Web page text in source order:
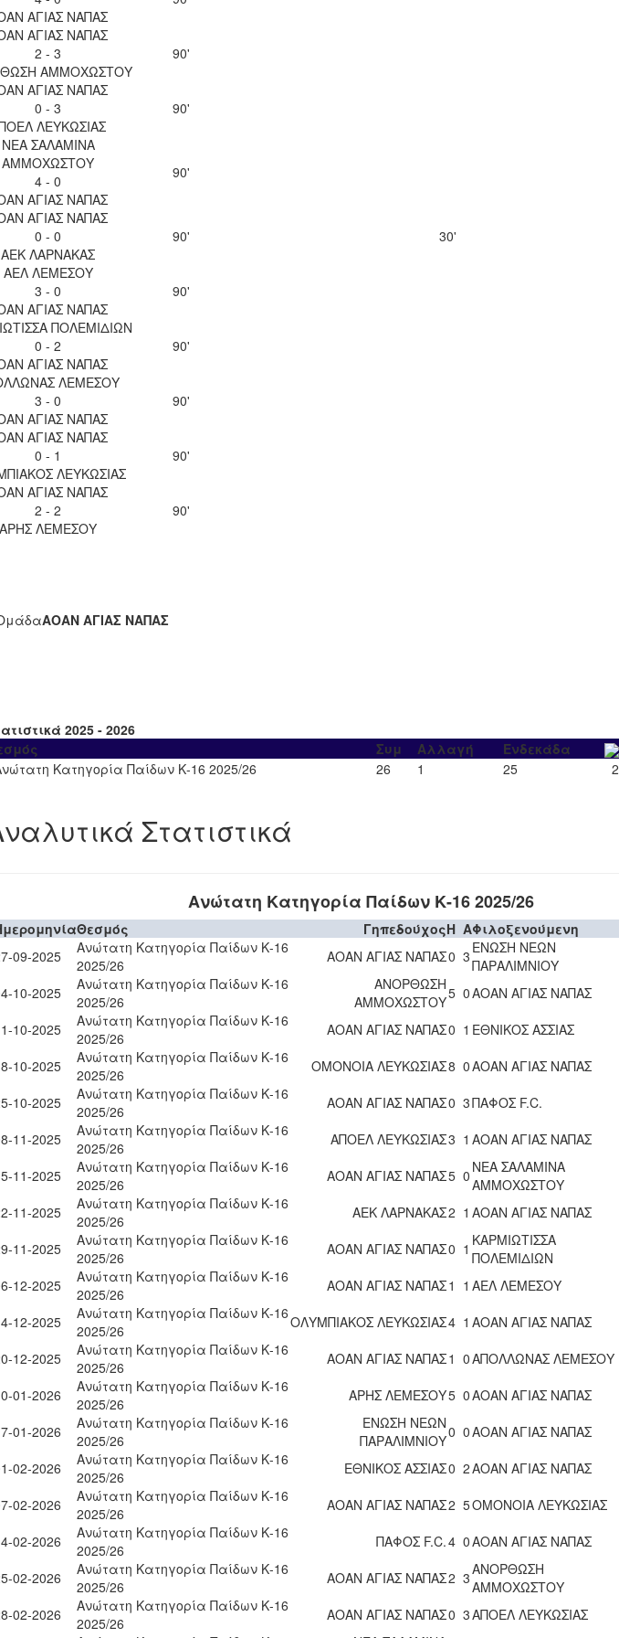
ΑΓΙΑΣ ΝΑΠΑΣ
ΑΓΙΑΣ ΝΑΠΑΣ
2 - 3
ΑΜΜΟΧΩΣΤΟΥ
90'
ΑΓΙΑΣ ΝΑΠΑΣ
0 - 3
ΛΕΥΚΩΣΙΑΣ
90'
ΝΕΑ ΣΑΛΑΜΙΝΑ
ΑΜΜΟΧΩΣΤΟΥ
4 - 0
ΑΓΙΑΣ ΝΑΠΑΣ
90'
ΑΓΙΑΣ ΝΑΠΑΣ
0 - 0
ΑΕΚ ΛΑΡΝΑΚΑΣ
90'
30'
ΑΕΛ ΛΕΜΕΣΟΥ
3 - 0
ΑΓΙΑΣ ΝΑΠΑΣ
90'
ΠΟΛΕΜΙΔΙΩΝ
0 - 2
ΑΓΙΑΣ ΝΑΠΑΣ
90'
ΛΕΜΕΣΟΥ
3 - 0
ΑΓΙΑΣ ΝΑΠΑΣ
90'
ΑΓΙΑΣ ΝΑΠΑΣ
0 - 1
ΛΕΥΚΩΣΙΑΣ
90'
ΑΓΙΑΣ ΝΑΠΑΣ
2 - 2
ΑΡΗΣ ΛΕΜΕΣΟΥ
90'
ΑΟΑΝ ΑΓΙΑΣ ΝΑΠΑΣ
2025 - 2026
Συμ Αλλαγή Ενδεκάδα
Κατηγορία Παίδων Κ-16 2025/26
26 1 25 2
Στατιστικά
Ανώτατη Κατηγορία Παίδων Κ-16 2025/26
Θεσμός ΓηπεδούχοςH AΦιλοξενούμενη
09-2025
Ανώτατη Κατηγορία Παίδων Κ-16
2025/26
ΑΟΑΝ ΑΓΙΑΣ ΝΑΠΑΣ0 3 ΕΝΩΣΗ ΝΕΩΝ
ΠΑΡΑΛΙΜΝΙΟΥ
10-2025
Ανώτατη Κατηγορία Παίδων Κ-16
2025/26
ΑΝΟΡΘΩΣΗ
ΑΜΜΟΧΩΣΤΟΥ5 0ΑΟΑΝ ΑΓΙΑΣ ΝΑΠΑΣ
10-2025
Ανώτατη Κατηγορία Παίδων Κ-16
2025/26
ΑΟΑΝ ΑΓΙΑΣ ΝΑΠΑΣ0 1 ΕΘΝΙΚΟΣ ΑΣΣΙΑΣ
10-2025
Ανώτατη Κατηγορία Παίδων Κ-16
2025/26
ΟΜΟΝΟΙΑ ΛΕΥΚΩΣΙΑΣ8 0ΑΟΑΝ ΑΓΙΑΣ ΝΑΠΑΣ
10-2025
Ανώτατη Κατηγορία Παίδων Κ-16
2025/26
ΑΟΑΝ ΑΓΙΑΣ ΝΑΠΑΣ0 3ΠΑΦΟΣ F.C.
11-2025
Ανώτατη Κατηγορία Παίδων Κ-16
2025/26
ΑΠΟΕΛ ΛΕΥΚΩΣΙΑΣ3 1 ΑΟΑΝ ΑΓΙΑΣ ΝΑΠΑΣ
11-2025
Ανώτατη Κατηγορία Παίδων Κ-16
2025/26
ΑΟΑΝ ΑΓΙΑΣ ΝΑΠΑΣ5 0 ΝΕΑ ΣΑΛΑΜΙΝΑ
ΑΜΜΟΧΩΣΤΟΥ
11-2025
Ανώτατη Κατηγορία Παίδων Κ-16
2025/26
ΑΕΚ ΛΑΡΝΑΚΑΣ2 1 ΑΟΑΝ ΑΓΙΑΣ ΝΑΠΑΣ
11-2025
Ανώτατη Κατηγορία Παίδων Κ-16
2025/26
ΑΟΑΝ ΑΓΙΑΣ ΝΑΠΑΣ0 1 ΚΑΡΜΙΩΤΙΣΣΑ
ΠΟΛΕΜΙΔΙΩΝ
12-2025
Ανώτατη Κατηγορία Παίδων Κ-16
2025/26
ΑΟΑΝ ΑΓΙΑΣ ΝΑΠΑΣ1 1 ΑΕΛ ΛΕΜΕΣΟΥ
12-2025
Ανώτατη Κατηγορία Παίδων Κ-16
2025/26
ΟΛΥΜΠΙΑΚΟΣ ΛΕΥΚΩΣΙΑΣ4 1 ΑΟΑΝ ΑΓΙΑΣ ΝΑΠΑΣ
12-2025
Ανώτατη Κατηγορία Παίδων Κ-16
2025/26
ΑΟΑΝ ΑΓΙΑΣ ΝΑΠΑΣ1 0ΑΠΟΛΛΩΝΑΣ ΛΕΜΕΣΟΥ
01-2026
Ανώτατη Κατηγορία Παίδων Κ-16
2025/26
ΑΡΗΣ ΛΕΜΕΣΟΥ5 0ΑΟΑΝ ΑΓΙΑΣ ΝΑΠΑΣ
01-2026
Ανώτατη Κατηγορία Παίδων Κ-16
2025/26
ΕΝΩΣΗ ΝΕΩΝ
ΠΑΡΑΛΙΜΝΙΟΥ0 0ΑΟΑΝ ΑΓΙΑΣ ΝΑΠΑΣ
02-2026
Ανώτατη Κατηγορία Παίδων Κ-16
2025/26
ΕΘΝΙΚΟΣ ΑΣΣΙΑΣ0 2ΑΟΑΝ ΑΓΙΑΣ ΝΑΠΑΣ
02-2026
Ανώτατη Κατηγορία Παίδων Κ-16
2025/26
ΑΟΑΝ ΑΓΙΑΣ ΝΑΠΑΣ2 5ΟΜΟΝΟΙΑ ΛΕΥΚΩΣΙΑΣ
02-2026
Ανώτατη Κατηγορία Παίδων Κ-16
2025/26
ΠΑΦΟΣ F.C.4 0ΑΟΑΝ ΑΓΙΑΣ ΝΑΠΑΣ
02-2026
Ανώτατη Κατηγορία Παίδων Κ-16
2025/26
ΑΟΑΝ ΑΓΙΑΣ ΝΑΠΑΣ2 3ΑΝΟΡΘΩΣΗ
ΑΜΜΟΧΩΣΤΟΥ
02-2026
Ανώτατη Κατηγορία Παίδων Κ-16
2025/26
ΑΟΑΝ ΑΓΙΑΣ ΝΑΠΑΣ0 3ΑΠΟΕΛ ΛΕΥΚΩΣΙΑΣ